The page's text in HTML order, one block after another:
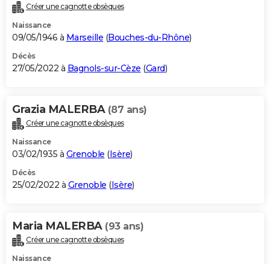
Créer une cagnotte obsèques
Naissance
09/05/1946 à Marseille (Bouches-du-Rhône)
Décès
27/05/2022 à Bagnols-sur-Cèze (Gard)
Grazia MALERBA (87 ans)
Créer une cagnotte obsèques
Naissance
03/02/1935 à Grenoble (Isère)
Décès
25/02/2022 à Grenoble (Isère)
Maria MALERBA (93 ans)
Créer une cagnotte obsèques
Naissance